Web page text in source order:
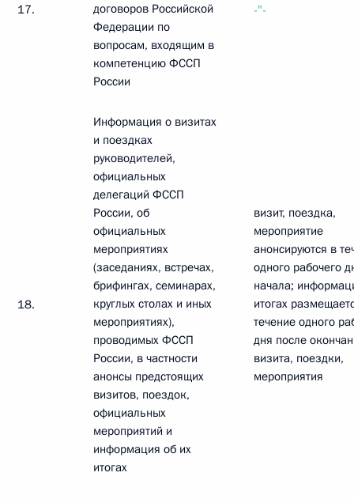
17.
договоров Российской
Федерации по
вопросам, входящим в
компетенцию ФССП
России
-"-
18.
Информация о визитах
и поездках
руководителей,
официальных
делегаций ФССП
России, об
официальных
мероприятиях
(заседаниях, встречах,
брифингах, семинарах,
круглых столах и иных
мероприятиях),
проводимых ФССП
России, в частности
анонсы предстоящих
визитов, поездок,
официальных
мероприятий и
информация об их
итогах
визит, поездка,
мероприятие
анонсируются в
одного рабочего
начала;
итогах
течение одного
дня после
визита, поездки,
мероприятия